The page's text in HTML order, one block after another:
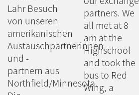
Lahr Besuch
von unseren
amerikanischen
Austauschpartnerinnen
und -
partnern aus
Northfield/Minnesota.
partners. We
all met at 8
am at the
Highschool
and took the
bus to Red
Wing, a